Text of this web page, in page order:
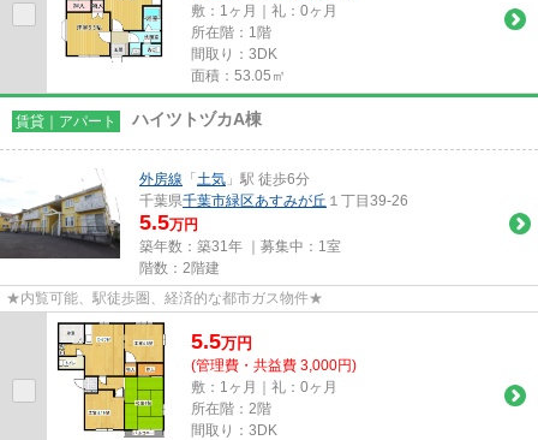
敷：1ヶ月｜礼：0ヶ月
所在階：1階
間取り：3DK
面積：53.05㎡
賃貸｜アパート ハイツトヅカA棟
外房線 「 土気 」駅 徒歩6分
千葉県千葉市緑区あすみが丘 １丁目39-26
5.5万円
築年数：築31年 ｜募集中： 1室
階数：2階建
★内覧可能、駅徒歩圏、経済的な都市ガス物件★
5.5万円
(管理費・共益費 3,000円)
敷：1ヶ月｜礼：0ヶ月
所在階：2階
間取り：3DK